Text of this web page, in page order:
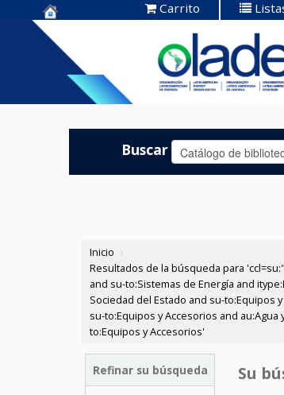
Centro de
Documentación
OLADE -
Carrito
Buscar
Inicio ›
Resultados de la búsqueda para
and su-to:Sistemas de Energía and
Sociedad del Estado and su-to:Equipos
su-to:Equipos y Accesorios and au:Agua
to:Equipos y Accesorios'
Refinar su búsqueda Su